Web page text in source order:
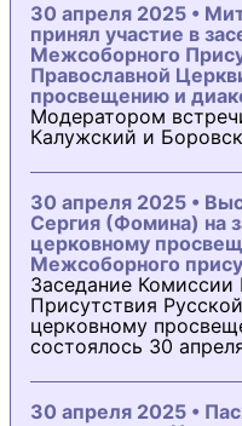
30 апреля 2025 •
принял участие в
Межсоборного
Православной
просвещению и
Модератором
Калужский и
30 апреля 2025 •
Сергия (Фомина) на
церковному
Межсоборного
Заседание
Присутствия
церковному
состоялось 30
30 апреля 2025 •